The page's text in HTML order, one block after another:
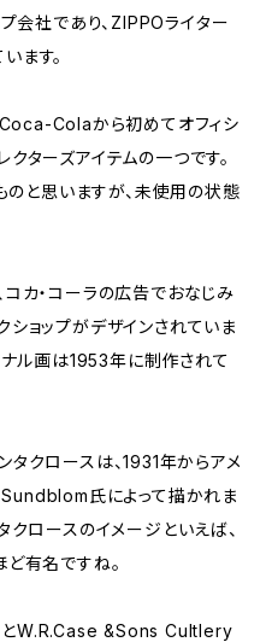
会社であり、ZIPPOライター
ます。
Coca-Colaから初めてオフィシ
ターズアイテムの一つです。
と思いますが、未使用の状態
コカ・コーラの広告でおなじみ
ショップがデザインされていま
ル画は1953年に制作されて
タクロースは、1931年からアメ
氏によって描かれま
クロースのイメージといえば、
ど有名ですね。
とW.R.Case &Sons Cultlery